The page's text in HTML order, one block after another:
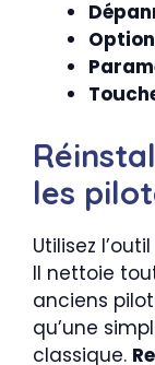
les
Utilisez
Il nettoie
anciens
qu’une
classique.